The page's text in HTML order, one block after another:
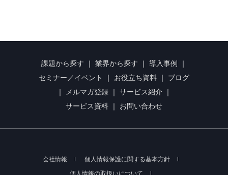
課題から探す ｜ 業界から探す ｜ 導入事例
｜
セミナー／イベント
｜ お役立ち資料 ｜ ブログ
｜
メルマガ登録 ｜ サービス紹介 ｜
サービス資料
｜ お問い合わせ
会社情報 個人情報保護に関する基本方針
個人情報の取扱いについて